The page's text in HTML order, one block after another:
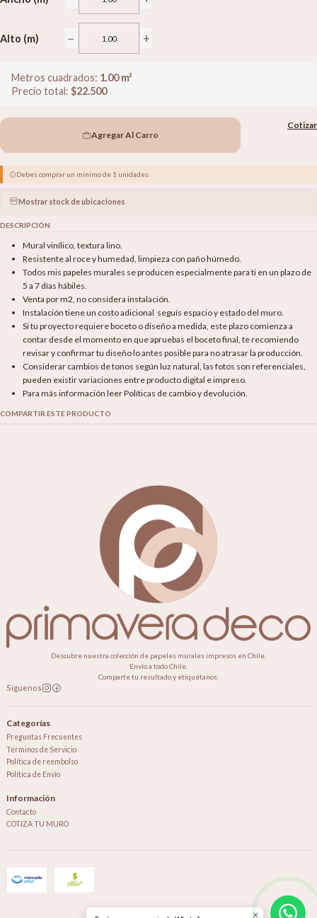
Alto (m) − +
Metros cuadrados: 1.00m²
Precio total: $22.500
Agregar Al Carro
Cotizar
Debes comprar un mínimo de 1 unidades
Mostrar stock de ubicaciones
DESCRIPCIÓN
Mural vinílico, textura lino.
Resistente al roce y humedad, limpieza con paño húmedo.
Todos mis papeles murales se producen especialmente para ti en un plazo de
5 a 7 días hábiles.
Venta por m2, no considera instalación.
Instalación tiene un costo adicional seguís espacio y estado del muro.
Si tu proyecto requiere boceto o diseño a medida, este plazo comienza a
contar desde el momento en que apruebas el boceto final, te recomiendo
revisar y confirmar tu diseño lo antes posible para no atrasar la producción.
Considerar cambios de tonos según luz natural, las fotos son referenciales,
pueden existir variaciones entre producto digital e impreso.
Para más información leer Políticas de cambio y devolución.
COMPARTIR ESTE PRODUCTO
Descubre nuestra colección de papeles murales impresos en Chile.
Envío a todo Chile.
Comparte tu resultado y etiquétanos.
Síguenos
Categorías
Preguntas Frecuentes
Términos de Servicio
Política de reembolso
Política de Envío
Información
Contacto
COTIZA TU MURO